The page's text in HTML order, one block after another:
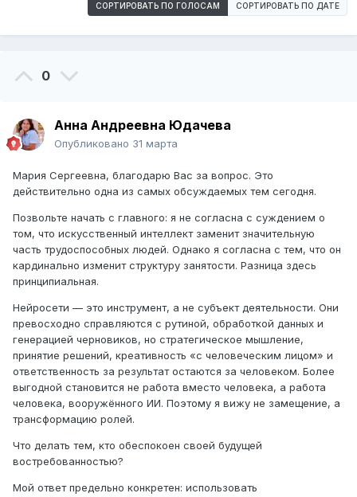
СОРТИРОВАТЬ ПО ГОЛОСАМ СОРТИРОВАТЬ ПО ДАТЕ
0
Анна Андреевна Юдачева
Опубликовано 31 марта
Мария Сергеевна, благодарю Вас за вопрос. Это
действительно одна из самых обсуждаемых тем сегодня.
Позвольте начать с главного: я не согласна с суждением о
том, что искусственный интеллект заменит значительную
часть трудоспособных людей. Однако я согласна с тем, что он
кардинально изменит структуру занятости. Разница здесь
принципиальная.
Нейросети — это инструмент, а не субъект деятельности. Они
превосходно справляются с рутиной, обработкой данных и
генерацией черновиков, но стратегическое мышление,
принятие решений, креативность «с человеческим лицом» и
ответственность за результат остаются за человеком. Более
выгодной становится не работа вместо человека, а работа
человека, вооружённого ИИ. Поэтому я вижу не замещение, а
трансформацию ролей.
Что делать тем, кто обеспокоен своей будущей
востребованностью?
Мой ответ предельно конкретен: использовать